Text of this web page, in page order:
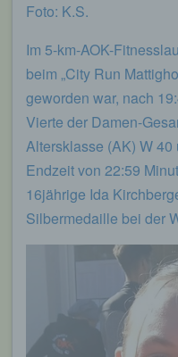
Foto: K.S.
Im 5-km-AOK-
beim „City Run
geworden war, nach
Vierte der Damen-
Altersklasse (AK) W
Endzeit von 22:59
16jährige Ida
Silbermedaille bei der